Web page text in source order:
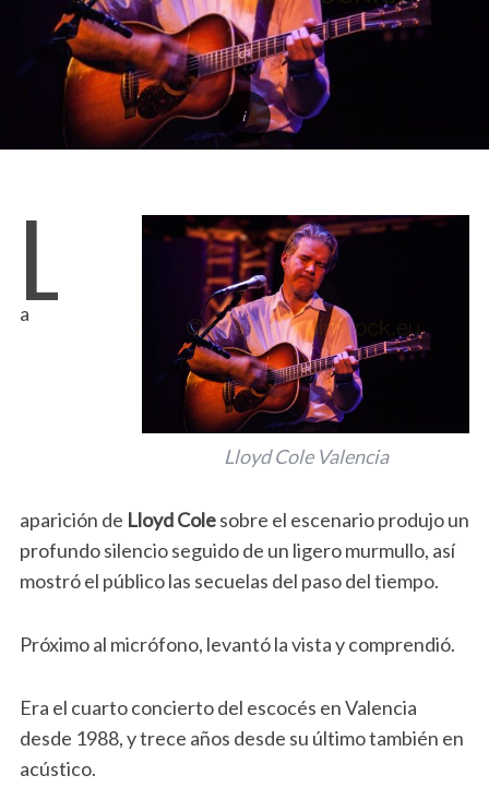
Lloyd Cole Valencia
L
a
aparición de Lloyd Colesobre el escenario produjo un
profundo silencio seguido de un ligero murmullo, así
mostró el público las secuelas del paso del tiempo.
Próximo al micrófono, levantó la vista y comprendió.
Era el cuarto concierto del escocés en Valencia
desde 1988, y trece años desde su último también en
acústico.